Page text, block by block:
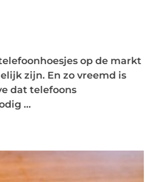
op de markt
zijn. En zo vreemd is
dat telefoons
...